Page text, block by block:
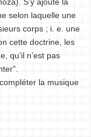
selon laquelle une
corps ; i. e. une
cette doctrine, les
qu’il n’est pas
la musique